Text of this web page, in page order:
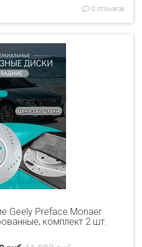
0 отзывов
Geely Preface Monaer
комплект 2 шт.